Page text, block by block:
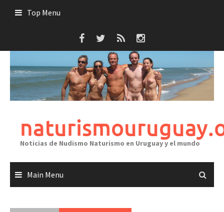
Top Menu
Noticias de Nudismo Naturismo en Uruguay y el mundo
Main Menu